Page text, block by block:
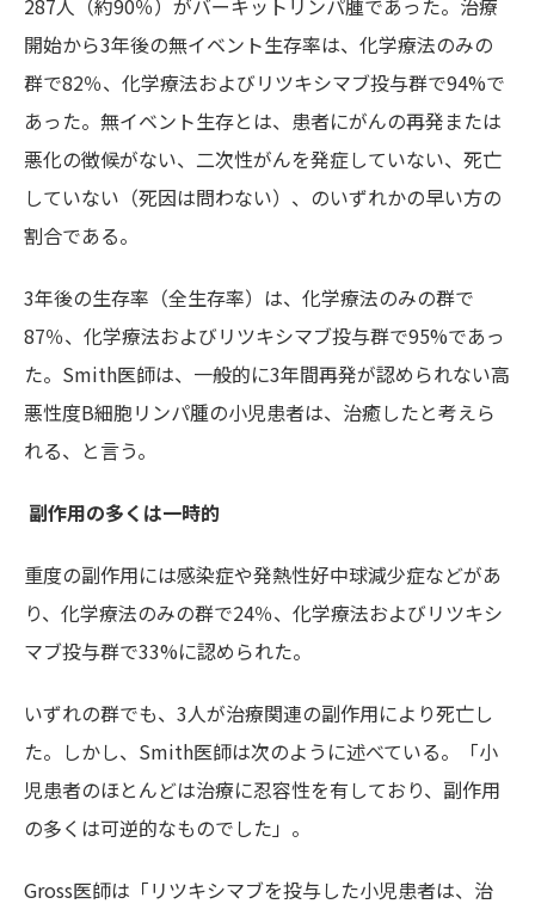
287人（約90％）がバーキットリンパ腫であった。治療
開始から3年後の無イベント生存率は、化学療法のみの
群で82％、化学療法およびリツキシマブ投与群で94%で
あった。無イベント生存とは、患者にがんの再発または
悪化の徴候がない、二次性がんを発症していない、死亡
していない（死因は問わない）、のいずれかの早い方の
割合である。
3年後の生存率（全生存率）は、化学療法のみの群で
87％、化学療法およびリツキシマブ投与群で95%であっ
た。Smith医師は、 一般的に3年間再発が認められない高
悪性度B細胞リンパ腫の小児患者は、治癒したと考えら
れる、と言う。
副作用の多くは一時的
重度の副作用には感染症や発熱性好中球減少症などがあ
り、化学療法のみの群で24％、化学療法およびリツキシ
マブ投与群で33%に認められた。
いずれの群でも、3人が治療関連の副作用により死亡し
た。しかし、Smith医師は次のように述べている。「小
児患者のほとんどは治療に忍容性を有しており、副作用
の多くは可逆的なものでした」。
Gross医師は「リツキシマブを投与した小児患者は、治